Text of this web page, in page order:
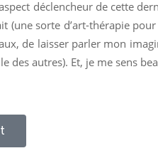
déclencheur de cette
(une sorte d’art-thérapie
de laisser parler mon
autres). Et, je me sens